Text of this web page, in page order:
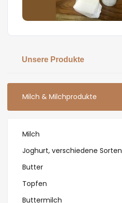
Unsere Produkte
Milch & Milchprodukte
Milch
Joghurt, verschiedene Sorten
Butter
Topfen
Buttermilch